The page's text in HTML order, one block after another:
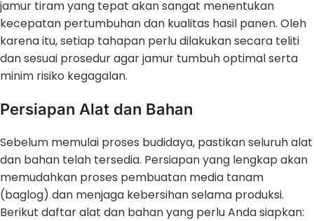
jamur tiram yang tepat akan sangat menentukan
kecepatan pertumbuhan dan kualitas hasil panen. Oleh
karena itu, setiap tahapan perlu dilakukan secara teliti
dan sesuai prosedur agar jamur tumbuh optimal serta
minim risiko kegagalan.
Persiapan Alat dan Bahan
Sebelum memulai proses budidaya, pastikan seluruh alat
dan bahan telah tersedia. Persiapan yang lengkap akan
memudahkan proses pembuatan media tanam
(baglog) dan menjaga kebersihan selama produksi.
Berikut daftar alat dan bahan yang perlu Anda siapkan: